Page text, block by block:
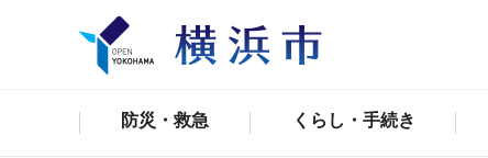
防災・救急 くらし・手続き